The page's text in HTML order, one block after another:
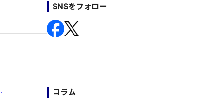
SNSをフォロー
コラム